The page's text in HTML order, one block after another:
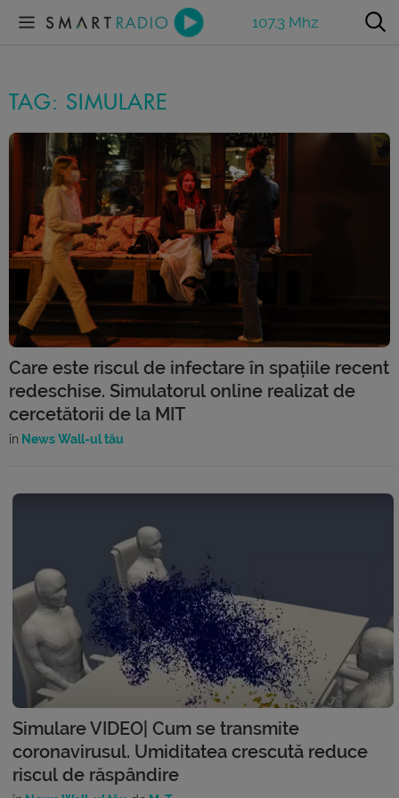
107.3 Mhz
TAG: SIMULARE
Care este riscul de infectare în spațiile recent
redeschise. Simulatorul online realizat de
cercetătorii de la MIT
în News Wall-ul tău
Simulare VIDEO| Cum se transmite
coronavirusul. Umiditatea crescută reduce
riscul de răspândire